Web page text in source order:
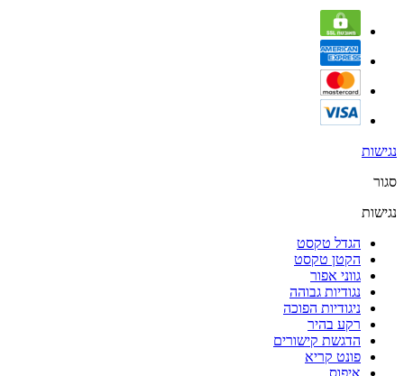
נגישות
סגור
נגישות
הגדל טקסט
הקטן טקסט
גווני אפור
נגודיות גבוהה
ניגודיות הפוכה
רקע בהיר
הדגשת קישורים
פונט קריא